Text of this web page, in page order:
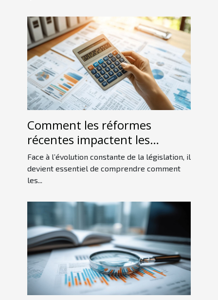
Comment les réformes
récentes impactent les
charges sociales en SASU ?
Face à l’évolution constante de la législation, il
devient essentiel de comprendre comment
les...